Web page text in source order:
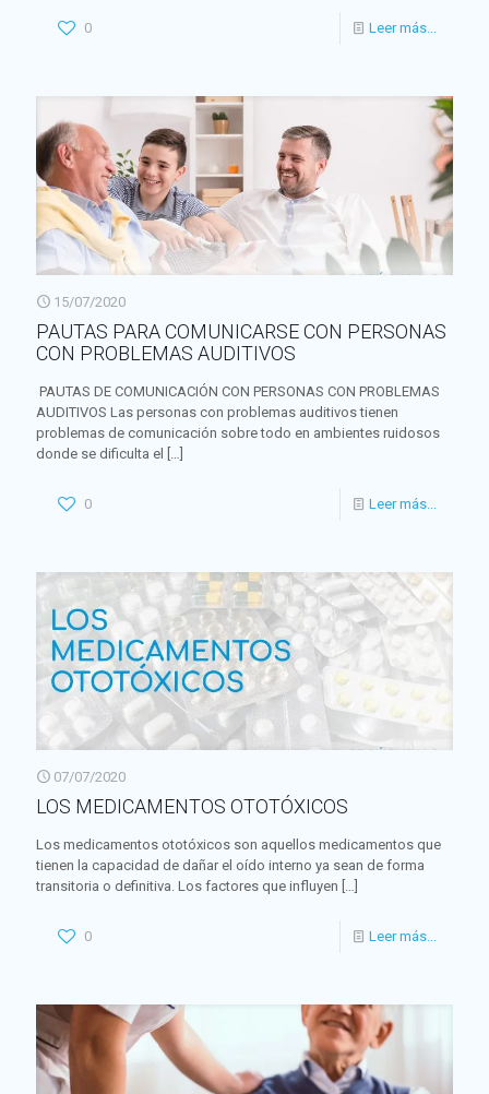
0 Leer más...
15/07/2020
PAUTAS PARA COMUNICARSE CON PERSONAS
CON PROBLEMAS AUDITIVOS
PAUTAS DE COMUNICACIÓN CON PERSONAS CON PROBLEMAS
AUDITIVOS Las personas con problemas auditivos tienen
problemas de comunicación sobre todo en ambientes ruidosos
donde se dificulta el […]
0 Leer más...
07/07/2020
LOS MEDICAMENTOS OTOTÓXICOS
Los medicamentos ototóxicos son aquellos medicamentos que
tienen la capacidad de dañar el oído interno ya sean de forma
transitoria o definitiva. Los factores que influyen […]
0 Leer más...